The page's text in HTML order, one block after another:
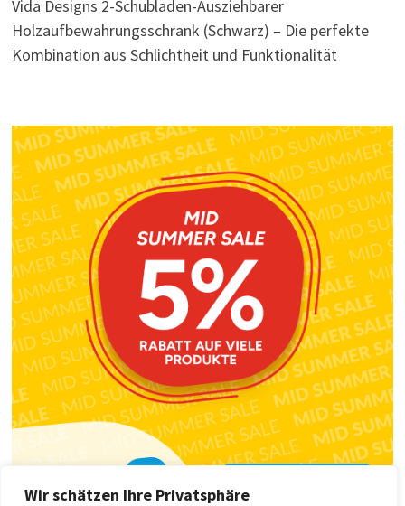
Wir schätzen Ihre Privatsphäre
Vida Designs 2-Schubladen-Ausziehbarer
Holzaufbewahrungsschrank (Schwarz) – Die perfekte
Kombination aus Schlichtheit und Funktionalität